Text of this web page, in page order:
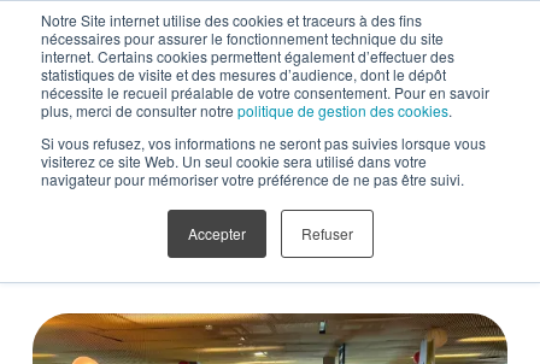
Notre Site internet utilise des cookies et traceurs à des fins
nécessaires pour assurer le fonctionnement technique du site
internet. Certains cookies permettent également d’effectuer des
statistiques de visite et des mesures d’audience, dont le dépôt
nécessite le recueil préalable de votre consentement. Pour en savoir
plus, merci de consulter notre politique de gestion des cookies.
Si vous refusez, vos informations ne seront pas suivies lorsque vous
visiterez ce site Web. Un seul cookie sera utilisé dans votre
navigateur pour mémoriser votre préférence de ne pas être suivi.
Accepter Refuser
DISCORD -
CAMPUS TOUR